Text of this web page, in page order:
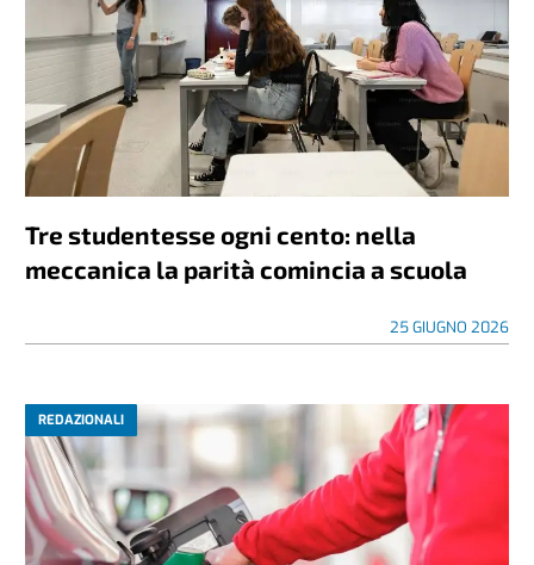
Tre studentesse ogni cento: nella
meccanica la parità comincia a scuola
25 GIUGNO 2026
REDAZIONALI